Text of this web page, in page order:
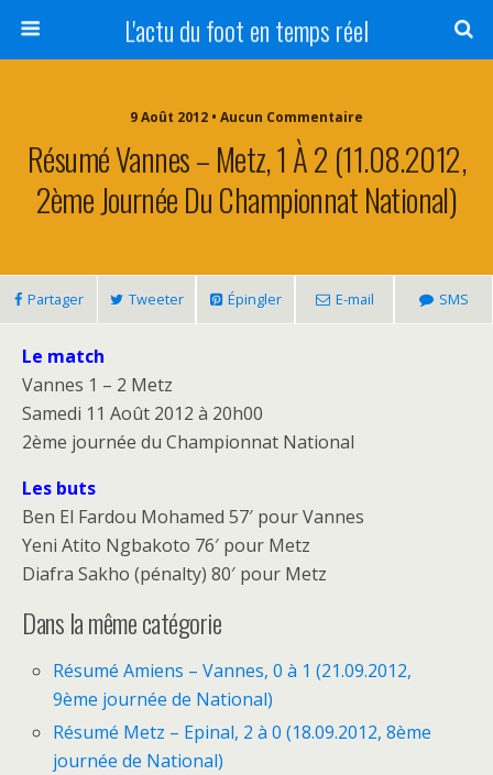
L'actu du foot en temps réel
9 Août 2012 • Aucun Commentaire
Résumé Vannes – Metz, 1 À 2 (11.08.2012,
2ème Journée Du Championnat National)
Partager Tweeter Épingler E-mail SMS
Le match
Vannes 1 – 2 Metz
Samedi 11 Août 2012 à 20h00
2ème journée du Championnat National
Les buts
Ben El Fardou Mohamed 57′ pour Vannes
Yeni Atito Ngbakoto 76′ pour Metz
Diafra Sakho (pénalty) 80′ pour Metz
Dans la même catégorie
Résumé Amiens – Vannes, 0 à 1 (21.09.2012,
9ème journée de National)
Résumé Metz – Epinal, 2 à 0 (18.09.2012, 8ème
journée de National)